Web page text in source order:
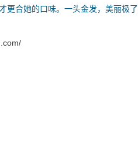
合她的口味。一头金发，美丽极